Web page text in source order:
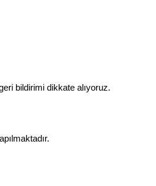
bildirimi dikkate alıyoruz.